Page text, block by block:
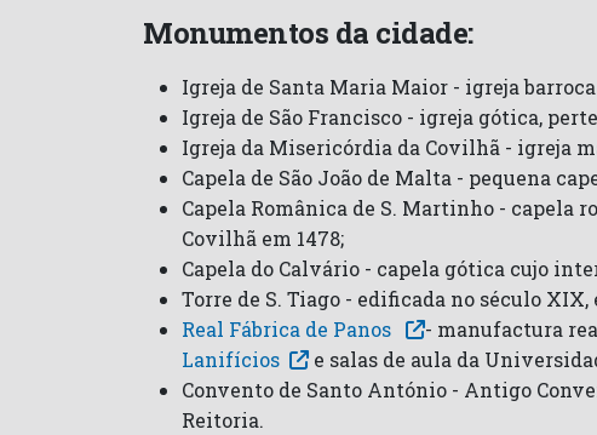
Monumentos da cidade:
Igreja de Santa Maria Maior - igreja
Igreja de São Francisco - igreja gótica,
Igreja da Misericórdia da Covilhã - igreja
Capela de São João de Malta - pequena
Capela Românica de S. Martinho - capela
Covilhã em 1478;
Capela do Calvário - capela gótica cujo
Torre de S. Tiago - edificada no século
Real Fábrica de Panos
- manufactura
Lanifícios
e salas de aula da
Convento de Santo António - Antigo
Reitoria.